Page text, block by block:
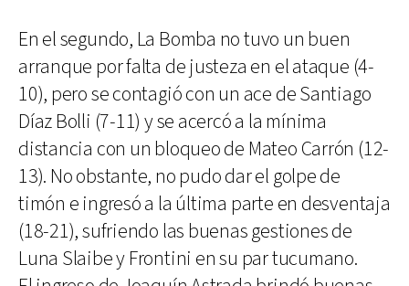
En el segundo, La Bomba no tuvo un buen
arranque por falta de justeza en el ataque (4-
10), pero se contagió con un ace de Santiago
Díaz Bolli (7-11) y se acercó a la mínima
distancia con un bloqueo de Mateo Carrón (12-
13). No obstante, no pudo dar el golpe de
timón e ingresó a la última parte en desventaja
(18-21), sufriendo las buenas gestiones de
Luna Slaibe y Frontini en su par tucumano.